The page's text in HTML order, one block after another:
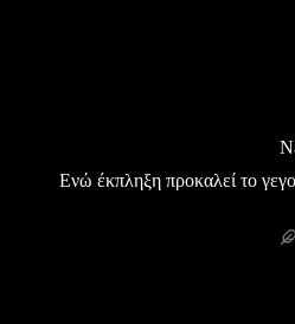
Ενώ έκπληξη προκαλεί το